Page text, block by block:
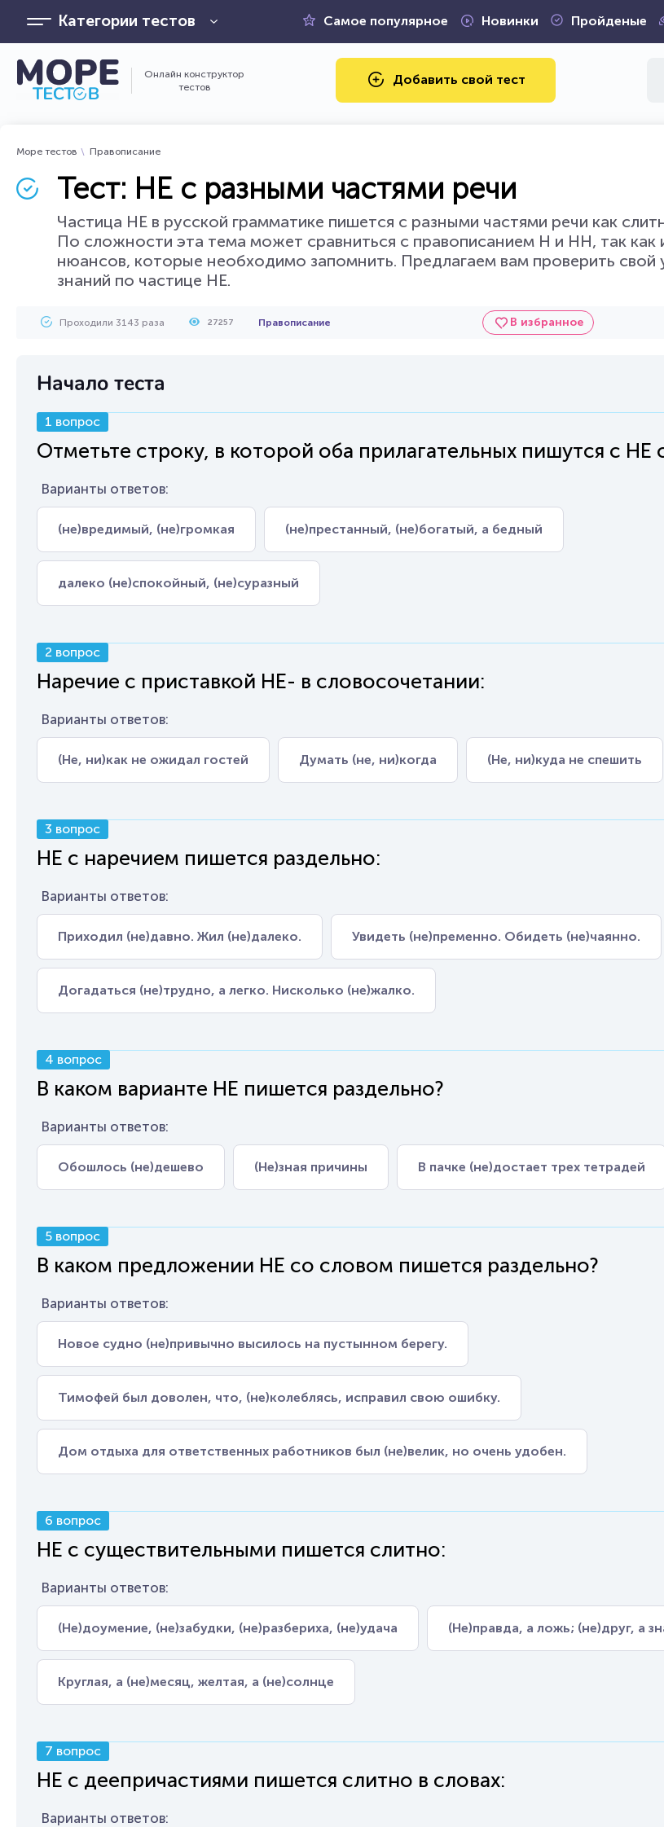
Категории тестов Самое популярное Новинки Пройденые
Онлайн конструктор
тестов
Добавить свой тест
Море тестов Правописание
Тест: НЕ с разными частями речи
Частица НЕ в русской грамматике пишется с разными частями речи как
По сложности эта тема может сравниться с правописанием Н и НН, так как
нюансов, которые необходимо запомнить. Предлагаем вам проверить свой
знаний по частице НЕ.
Проходили 3143 раза 27257 Правописание В избранное
Начало теста
1 вопрос
Отметьте строку, в которой оба прилагательных пишутся с НЕ
Варианты ответов:
(не)вредимый, (не)громкая (не)престанный, (не)богатый, а бедный
далеко (не)спокойный, (не)суразный
2 вопрос
Наречие с приставкой НЕ- в словосочетании:
Варианты ответов:
(Не, ни)как не ожидал гостей Думать (не, ни)когда (Не, ни)куда не спешить
3 вопрос
НЕ с наречием пишется раздельно:
Варианты ответов:
Приходил (не)давно. Жил (не)далеко. Увидеть (не)пременно. Обидеть (не)чаянно.
Догадаться (не)трудно, а легко. Нисколько (не)жалко.
4 вопрос
В каком варианте НЕ пишется раздельно?
Варианты ответов:
Обошлось (не)дешево (Не)зная причины В пачке (не)достает трех тетрадей
5 вопрос
В каком предложении НЕ со словом пишется раздельно?
Варианты ответов:
Новое судно (не)привычно высилось на пустынном берегу.
Тимофей был доволен, что, (не)колеблясь, исправил свою ошибку.
Дом отдыха для ответственных работников был (не)велик, но очень удобен.
6 вопрос
НЕ с существительными пишется слитно:
Варианты ответов:
(Не)доумение, (не)забудки, (не)разбериха, (не)удача (Не)правда, а ложь; (не)друг, а
Круглая, а (не)месяц, желтая, а (не)солнце
7 вопрос
НЕ с деепричастиями пишется слитно в словах:
Варианты ответов: